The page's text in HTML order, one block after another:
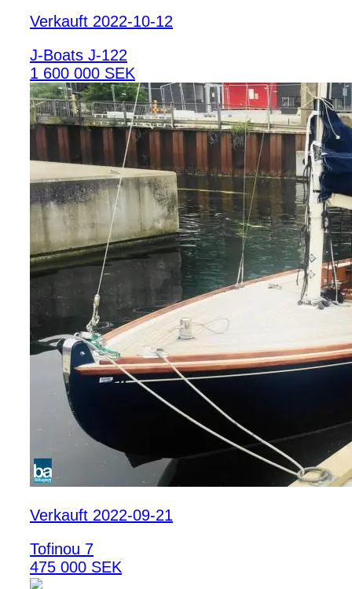
Verkauft 2022-10-12
J-Boats J-122
1 600 000 SEK
Verkauft 2022-09-21
Tofinou 7
475 000 SEK